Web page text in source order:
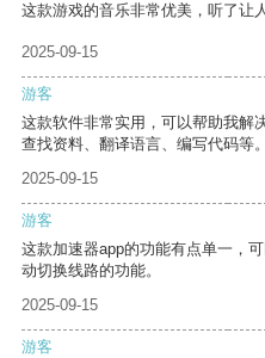
这款游戏的音乐非常优美，听了让
2025-09-15
游客
这款软件非常实用，可以帮助我解
查找资料、翻译语言、编写代码等。
2025-09-15
游客
这款加速器app的功能有点单一，
动切换线路的功能。
2025-09-15
游客